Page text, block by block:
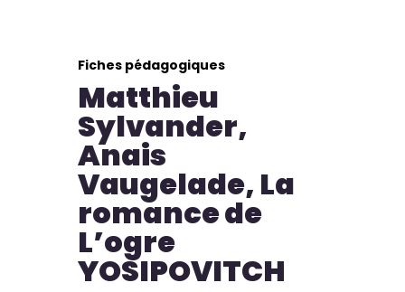
Fiches pédagogiques
Matthieu
Sylvander,
Anais
Vaugelade, La
romance de
L’ogre
YOSIPOVITCH